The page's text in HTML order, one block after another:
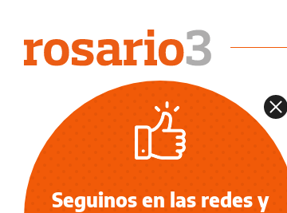
Seguinos en las redes y